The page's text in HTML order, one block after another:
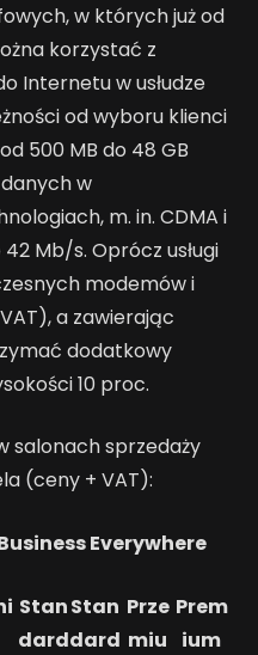
w których już od
korzystać z
Internetu w usłudze
od wyboru klienci
500 MB do 48 GB
w
m. in. CDMA i
Mb/s. Oprócz usługi
modemów i
a zawierając
dodatkowy
10 proc.
salonach sprzedaży
(ceny + VAT):
Everywhere
Stan
dard
Stan
dard
Prze
miu
Prem
ium